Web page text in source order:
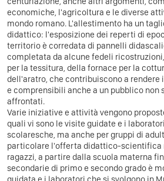
economiche, l'agricoltura e le diverse
mondo romano. L'allestimento ha un
didattico: l'esposizione dei reperti di
territorio è corredata di pannelli
completata da alcune fedeli
per la tessitura, della fornace per la
dell'aratro, che contribuiscono a
e comprensibili anche a un pubblico
affrontati.
Varie iniziative e attività vengono
quali vi sono le visite guidate e i
scolaresche, ma anche per gruppi di
particolare l'offerta didattico-scientifica
ragazzi, a partire dalla scuola materna
secondarie di primo e secondo grado è